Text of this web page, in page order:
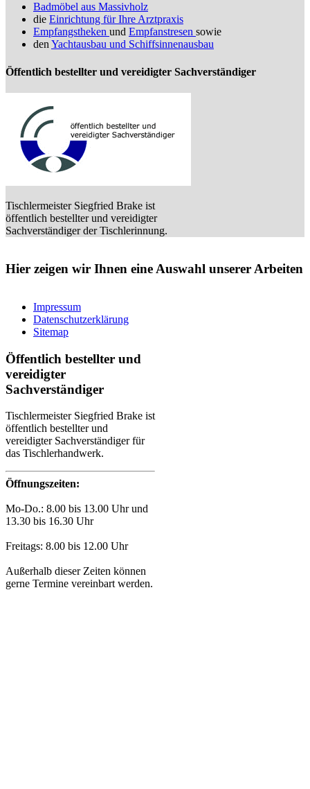
Badmöbel aus Massivholz
die Einrichtung für Ihre Arztpraxis
Empfangstheken und Empfanstresen sowie
den Yachtausbau und Schiffsinnenausbau
Öffentlich bestellter und vereidigter Sachverständiger
Tischlermeister Siegfried Brake ist
öffentlich bestellter und vereidigter
Sachverständiger der Tischlerinnung.
Hier zeigen wir Ihnen eine Auswahl unserer Arbeiten
Impressum
Datenschutzerklärung
Sitemap
Öffentlich bestellter und
vereidigter
Sachverständiger
Tischlermeister Siegfried Brake ist
öffentlich bestellter und
vereidigter Sachverständiger für
das Tischlerhandwerk.
Öffnungszeiten:
Mo-Do.: 8.00 bis 13.00 Uhr und
13.30 bis 16.30 Uhr
Freitags: 8.00 bis 12.00 Uhr
Außerhalb dieser Zeiten können
gerne Termine vereinbart werden.